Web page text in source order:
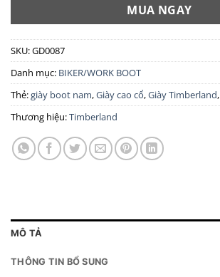
MUA NGAY
SKU:GD0087
Danh mục: BIKER/WORK BOOT
Thẻ:giày boot nam,Giày cao cổ,Giày Timberland,
Thương hiệu:Timberland
MÔ TẢ
THÔNG TIN BỔ SUNG